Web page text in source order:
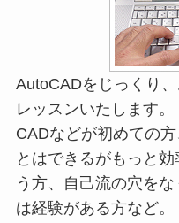
AutoCADをじっくり
レッスンいたします。
CADなどが初めての
とはできるがもっと
う方、自己流の穴を
は経験がある方など。